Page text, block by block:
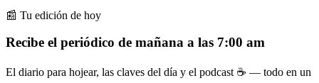
📰 Tu edición de hoy
Recibe el periódico de mañana a las 7:00 am
El diario para hojear, las claves del día y el podcast ☕ — todo en un